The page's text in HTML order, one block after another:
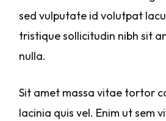
sed vulputate id volutpat
tristique sollicitudin nibh sit
nulla.
Sit amet massa vitae tortor
lacinia quis vel. Enim ut sem